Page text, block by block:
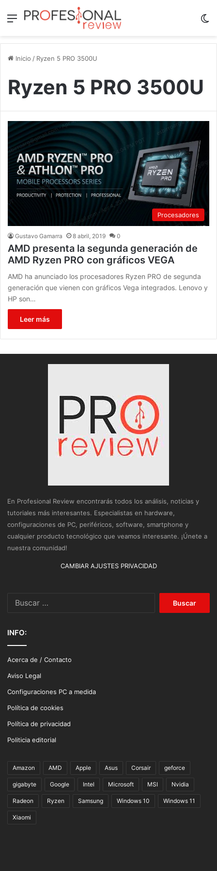
Menú
Inicio / Ryzen 5 PRO 3500U
Ryzen 5 PRO 3500U
Procesadores
Gustavo Gamarra 8 abril, 2019 0
AMD presenta la segunda generación de
AMD Ryzen PRO con gráficos VEGA
AMD ha anunciado los procesadores Ryzen PRO de segunda
generación que vienen con gráficos Vega integrados. Lenovo y
HP son…
Leer más
En Profesional Review encontrarás todos los análisis, noticias y
tutoriales más interesantes. Especialistas en hardware,
configuraciones de PC, periféricos, software, smartphone y
cualquier producto tecnológico que veamos interesante. ¡Únete a
nuestra comunidad!
CAMBIAR AJUSTES PRIVACIDAD
INFO:
Acerca de / Contacto
Aviso Legal
Configuraciones PC a medida
Política de cookies
Política de privacidad
Politicia editorial
Amazon AMD Apple Asus Corsair geforce
gigabyte Google Intel Microsoft MSI Nvidia
Radeon Ryzen Samsung Windows 10 Windows 11
Xiaomi